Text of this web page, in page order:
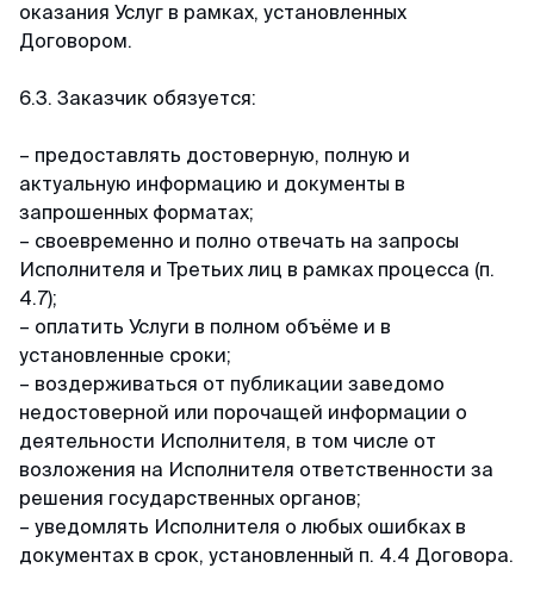
оказания Услуг в рамках, установленных
Договором.
6.3. Заказчик обязуется:
– предоставлять достоверную, полную и
актуальную информацию и документы в
запрошенных форматах;
– своевременно и полно отвечать на запросы
Исполнителя и Третьих лиц в рамках процесса (п.
4.7);
– оплатить Услуги в полном объёме и в
установленные сроки;
– воздерживаться от публикации заведомо
недостоверной или порочащей информации о
деятельности Исполнителя, в том числе от
возложения на Исполнителя ответственности за
решения государственных органов;
– уведомлять Исполнителя о любых ошибках в
документах в срок, установленный п. 4.4 Договора.